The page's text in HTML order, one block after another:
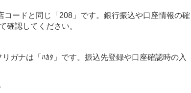
ードと同じ「208」です。銀行振込や口座情報の確
確認してください。
ガナは「ﾊｶﾀ」です。振込先登録や口座確認時の入